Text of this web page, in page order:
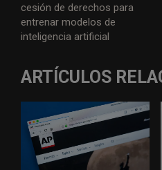
cesión de derechos para
entrenar modelos de
inteligencia artificial
ARTÍCULOS